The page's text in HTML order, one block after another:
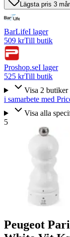
Lägsta pris 3
BarLifeI lager
509 krTill butik
Proshop.seI lager
525 krTill butik
Visa 2 butiker
i samarbete med
Visa alla
5
Peugeot